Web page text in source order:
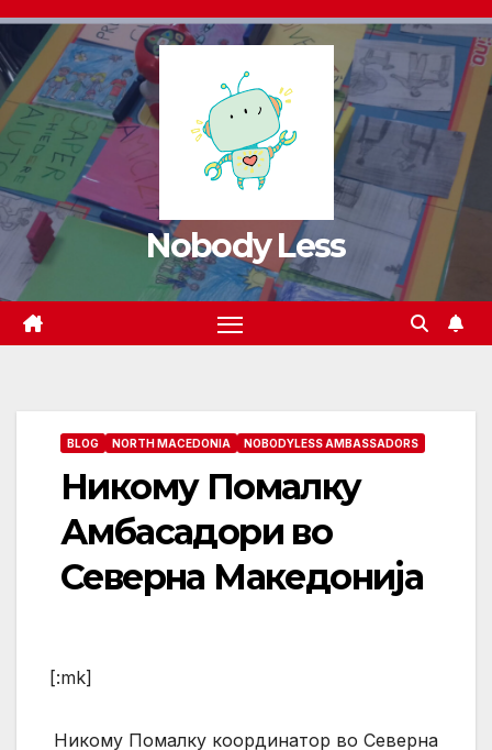
Nobody Less
BLOG NORTH MACEDONIA NOBODYLESS AMBASSADORS
Никому Помалку
Амбасадори во
Северна Македонија
[:mk]
Никому Помалку координатор во Северна